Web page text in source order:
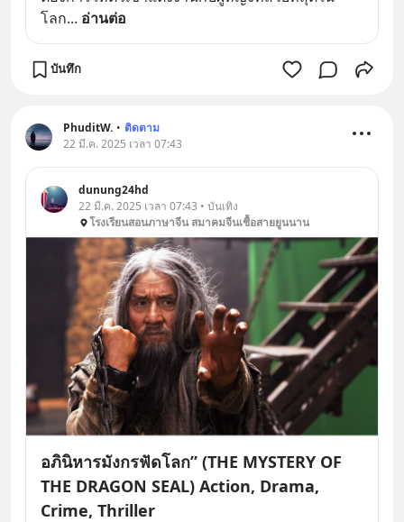
โลก... อ่านต่อ
บันทึก
PhuditW. • ติดตาม
22 มี.ค. 2025 เวลา 07:43
dunung24hd
22 มี.ค. 2025 เวลา 07:43 • บันเทิง
โรงเรียนสอนภาษาจีน สมาคมจีนเชื้อสายยูนนาน
อภินิหารมังกรฟัดโลก” (THE MYSTERY OF
THE DRAGON SEAL) Action, Drama,
Crime, Thriller